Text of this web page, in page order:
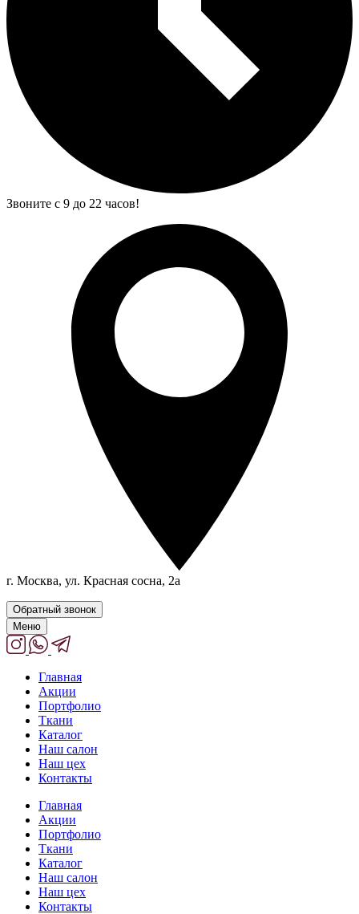
Звоните с 9 до 22 часов!
г. Москва, ул. Красная сосна, 2а
Обратный звонок
Меню
Главная
Акции
Портфолио
Ткани
Каталог
Наш салон
Наш цех
Контакты
Главная
Акции
Портфолио
Ткани
Каталог
Наш салон
Наш цех
Контакты